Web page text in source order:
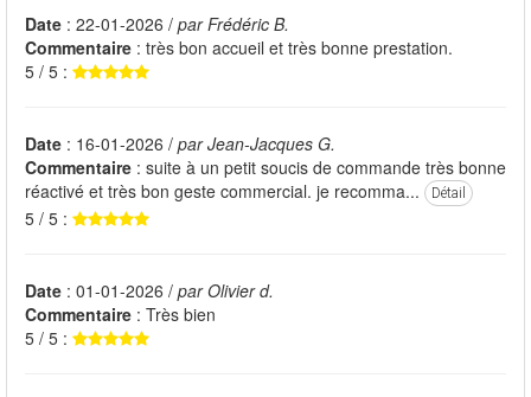
Date : 22-01-2026 / par Frédéric B.
Commentaire : très bon accueil et très bonne prestation.
5 / 5 :
Date : 16-01-2026 / par Jean-Jacques G.
Commentaire : suite à un petit soucis de commande très bonne
réactivé et très bon geste commercial. je recomma...
Détail
5 / 5 :
Date : 01-01-2026 / par Olivier d.
Commentaire : Très bien
5 / 5 :